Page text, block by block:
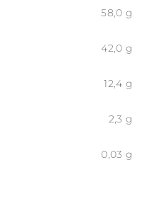
58,0 g
42,0 g
12,4 g
2,3 g
0,03 g